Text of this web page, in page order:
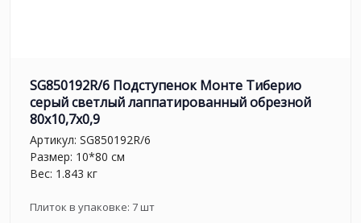
SG850192R/6 Подступенок Монте Тиберио
серый светлый лаппатированный обрезной
80x10,7x0,9
Артикул: SG850192R/6
Размер: 10*80 см
Вес: 1.843 кг
Плиток в упаковке: 7шт